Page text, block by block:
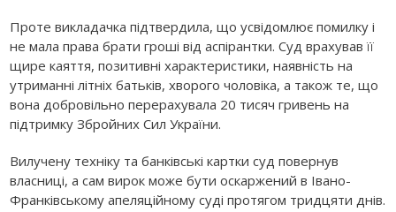
Проте викладачка підтвердила, що усвідомлює помилку і
не мала права брати гроші від аспірантки. Суд врахував її
щире каяття, позитивні характеристики, наявність на
утриманні літніх батьків, хворого чоловіка, а також те, що
вона добровільно перерахувала 20 тисяч гривень на
підтримку Збройних Сил України.
Вилучену техніку та банківські картки суд повернув
власниці, а сам вирок може бути оскаржений в Івано-
Франківському апеляційному суді протягом тридцяти днів.